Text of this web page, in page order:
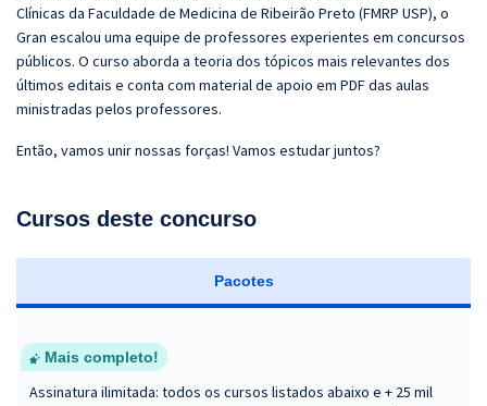
Clínicas da Faculdade de Medicina de Ribeirão Preto (FMRP USP), o
Gran escalou uma equipe de professores experientes em concursos
públicos. O curso aborda a teoria dos tópicos mais relevantes dos
últimos editais e conta com material de apoio em PDF das aulas
ministradas pelos professores.
Então, vamos unir nossas forças! Vamos estudar juntos?
Cursos deste concurso
Pacotes
Mais completo!
Assinatura ilimitada: todos os cursos listados abaixo e + 25 mil